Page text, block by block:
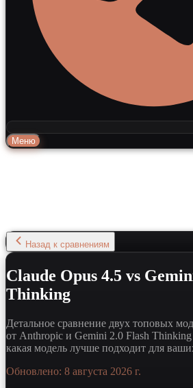
Меню
Назад к сравнениям
Claude Opus 4.5 vs
Thinking
Детальное сравнение двух топовых
от Anthropic и Gemini 2.0 Flash Thinking
какая модель лучше подходит для
Обновлено: 8 августа 2026 г.